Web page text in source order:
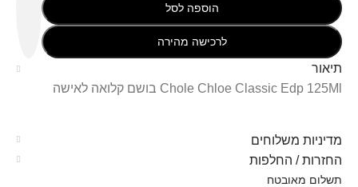
הוספה לסל
לרכישה מהירה
תיאור
Chole Chloe Classic Edp 125Ml בושם קלואה לאישה
מדיניות משלוחים
החזרות / החלפות
תשלום מאובטח